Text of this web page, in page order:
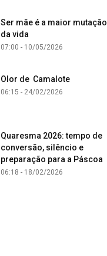
Ser mãe é a maior mutação
da vida
07:00 - 10/05/2026
Olor de Camalote
06:15 - 24/02/2026
Quaresma 2026: tempo de
conversão, silêncio e
preparação para a Páscoa
06:18 - 18/02/2026